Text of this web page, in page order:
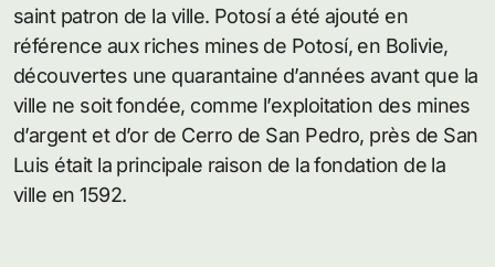
saint patron de la ville. Potosí a été ajouté en
référence aux riches mines de Potosí, en Bolivie,
découvertes une quarantaine d’années avant que la
ville ne soit fondée, comme l’exploitation des mines
d’argent et d’or de Cerro de San Pedro, près de San
Luis était la principale raison de la fondation de la
ville en 1592.